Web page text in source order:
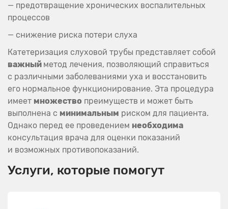
— предотвращение хронических воспалительных
процессов
— снижение риска потери слуха
Катетеризация слуховой трубы представляет собой
важный метод лечения, позволяющий справиться
с различными заболеваниями уха и восстановить
его нормальное функционирование. Эта процедура
имеет множество преимуществ и может быть
выполнена с минимальным риском для пациента.
Однако перед ее проведением необходима
консультация врача для оценки показаний
и возможных противопоказаний.
Услуги, которые помогут